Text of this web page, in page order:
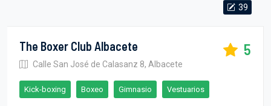
39
The Boxer Club Albacete
Calle San José de Calasanz 8, Albacete
5
Kick-boxing Boxeo Gimnasio Vestuarios